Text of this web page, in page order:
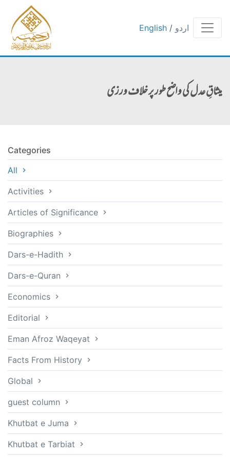
English / اردو
میثاقِ عدل کی واضح طور پر خلاف ورزی
Categories
All
Activities
Articles of Significance
Biographies
Dars-e-Hadith
Dars-e-Quran
Economics
Editorial
Eman Afroz Waqeyat
Facts From History
Global
guest column
Khutbat e Juma
Khutbat e Tarbiat